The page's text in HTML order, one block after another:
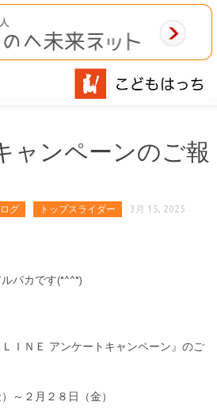
ャンペーンのご報
グ トップスライダー 3月 15, 2025
パカです(*^^*)
ＬＩＮＥ アンケートキャンペーン』のご
～２月２８日（金）